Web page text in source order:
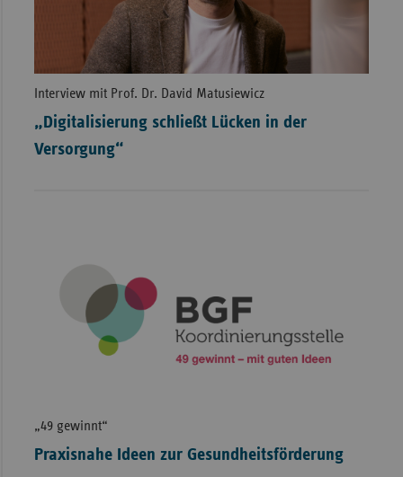
Interview mit Prof. Dr. David Matusiewicz
„Digitalisierung schließt Lücken in der
Versorgung“
„49 gewinnt“
Praxisnahe Ideen zur Gesundheitsförderung